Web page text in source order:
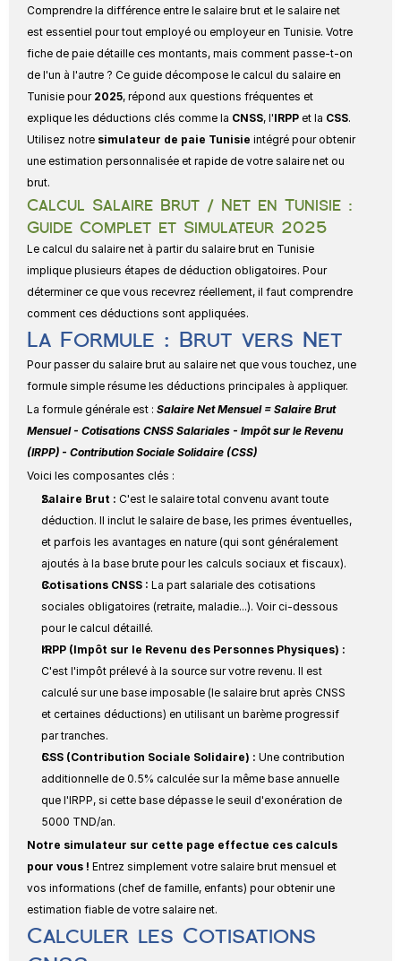
Comprendre la différence entre le salaire brut et le salaire net
est essentiel pour tout employé ou employeur en Tunisie. Votre
fiche de paie détaille ces montants, mais comment passe-t-on
de l'un à l'autre ? Ce guide décompose le calcul du salaire en
Tunisie pour 2025, répond aux questions fréquentes et
explique les déductions clés comme la CNSS, l'IRPP et la CSS.
Utilisez notre simulateur de paie Tunisie intégré pour obtenir
une estimation personnalisée et rapide de votre salaire net ou
brut.
Calcul Salaire Brut / Net en Tunisie :
Guide Complet et Simulateur 2025
Le calcul du salaire net à partir du salaire brut en Tunisie
implique plusieurs étapes de déduction obligatoires. Pour
déterminer ce que vous recevrez réellement, il faut comprendre
comment ces déductions sont appliquées.
La Formule : Brut vers Net
Pour passer du salaire brut au salaire net que vous touchez, une
formule simple résume les déductions principales à appliquer.
La formule générale est : Salaire Net Mensuel = Salaire Brut
Mensuel - Cotisations CNSS Salariales - Impôt sur le Revenu
(IRPP) - Contribution Sociale Solidaire (CSS)
Voici les composantes clés :
Salaire Brut : C'est le salaire total convenu avant toute
déduction. Il inclut le salaire de base, les primes éventuelles,
et parfois les avantages en nature (qui sont généralement
ajoutés à la base brute pour les calculs sociaux et fiscaux).
Cotisations CNSS : La part salariale des cotisations
sociales obligatoires (retraite, maladie...). Voir ci-dessous
pour le calcul détaillé.
IRPP (Impôt sur le Revenu des Personnes Physiques) :
C'est l'impôt prélevé à la source sur votre revenu. Il est
calculé sur une base imposable (le salaire brut après CNSS
et certaines déductions) en utilisant un barème progressif
par tranches.
CSS (Contribution Sociale Solidaire) : Une contribution
additionnelle de 0.5% calculée sur la même base annuelle
que l'IRPP, si cette base dépasse le seuil d'exonération de
5000 TND/an.
Notre simulateur sur cette page effectue ces calculs
pour vous ! Entrez simplement votre salaire brut mensuel et
vos informations (chef de famille, enfants) pour obtenir une
estimation fiable de votre salaire net.
Calculer les Cotisations